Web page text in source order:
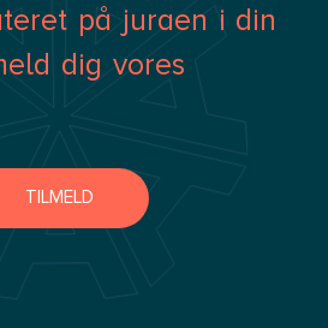
på juraen i din
dig vores
TILMELD